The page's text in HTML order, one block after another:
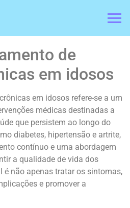
de
em idosos
em idosos refere-se a um
médicas destinadas a
que persistem ao longo do
diabetes, hipertensão e artrite,
contínuo e uma abordagem
a qualidade de vida dos
é não apenas tratar os sintomas,
e promover a